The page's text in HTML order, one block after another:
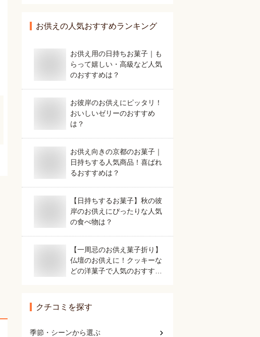
お供え の人気おすすめランキング
お供え用の日持ちお菓子｜も
らって嬉しい・高級など人気
のおすすめは？
お彼岸のお供えにピッタリ！
おいしいゼリーのおすすめ
は？
お供え向きの京都のお菓子｜
日持ちする人気商品！喜ばれ
るおすすめは？
【日持ちするお菓子】秋の彼
岸のお供えにぴったりな人気
の食べ物は？
【一周忌のお供え菓子折り】
仏壇のお供えに！クッキーな
どの洋菓子で人気のおすすめ
クチコミを探す
季節・シーンから選ぶ